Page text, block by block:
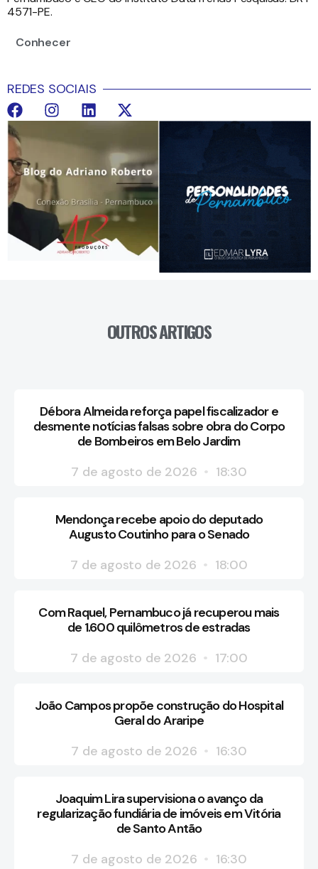
4571-PE.
Conhecer
REDES SOCIAIS
OUTROS ARTIGOS
Débora Almeida reforça papel fiscalizador e
desmente notícias falsas sobre obra do Corpo
de Bombeiros em Belo Jardim
7 de agosto de 2026
18:30
Mendonça recebe apoio do deputado
Augusto Coutinho para o Senado
7 de agosto de 2026
18:00
Com Raquel, Pernambuco já recuperou mais
de 1.600 quilômetros de estradas
7 de agosto de 2026
17:00
João Campos propõe construção do Hospital
Geral do Araripe
7 de agosto de 2026
16:30
Joaquim Lira supervisiona o avanço da
regularização fundiária de imóveis em Vitória
de Santo Antão
7 de agosto de 2026
16:30